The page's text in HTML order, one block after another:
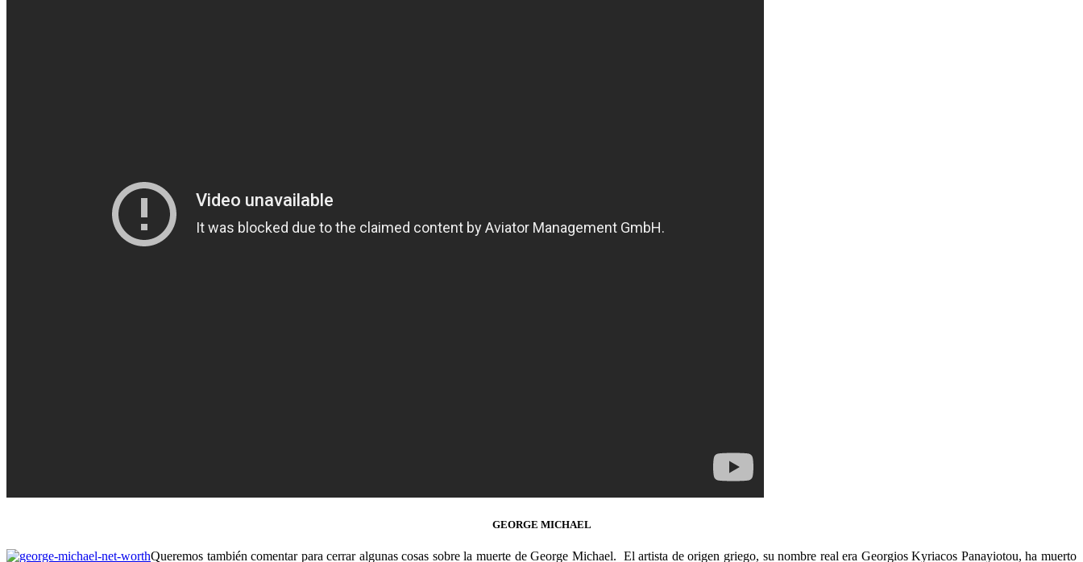
GEORGE MICHAEL
Queremos también comentar para cerrar algunas cosas sobre la muerte de George Michael. El artista de origen griego, su nombre real era Georgios Kyriacos Panayiotou, ha muerto